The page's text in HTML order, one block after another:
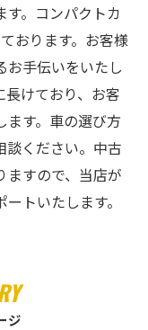
。コンパクトカ
おります。お客様
お手伝いをいたし
長けており、お客
す。車の選び方
談ください。中古
ますので、当店が
トいたします。
ジ